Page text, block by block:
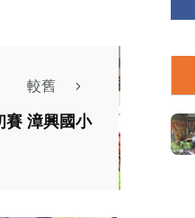
較舊
賽 漳興國小